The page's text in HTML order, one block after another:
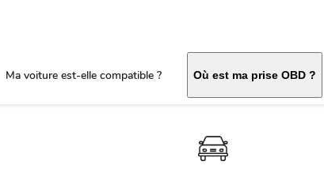
Ma voiture est-elle compatible ? Où est ma prise OBD ?